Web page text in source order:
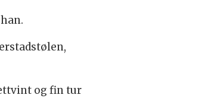
og fin tur